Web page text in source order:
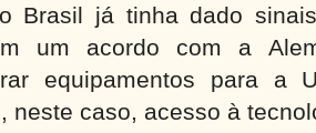
Brasil já tinha dado
um acordo com a
equipamentos para a
neste caso, acesso à